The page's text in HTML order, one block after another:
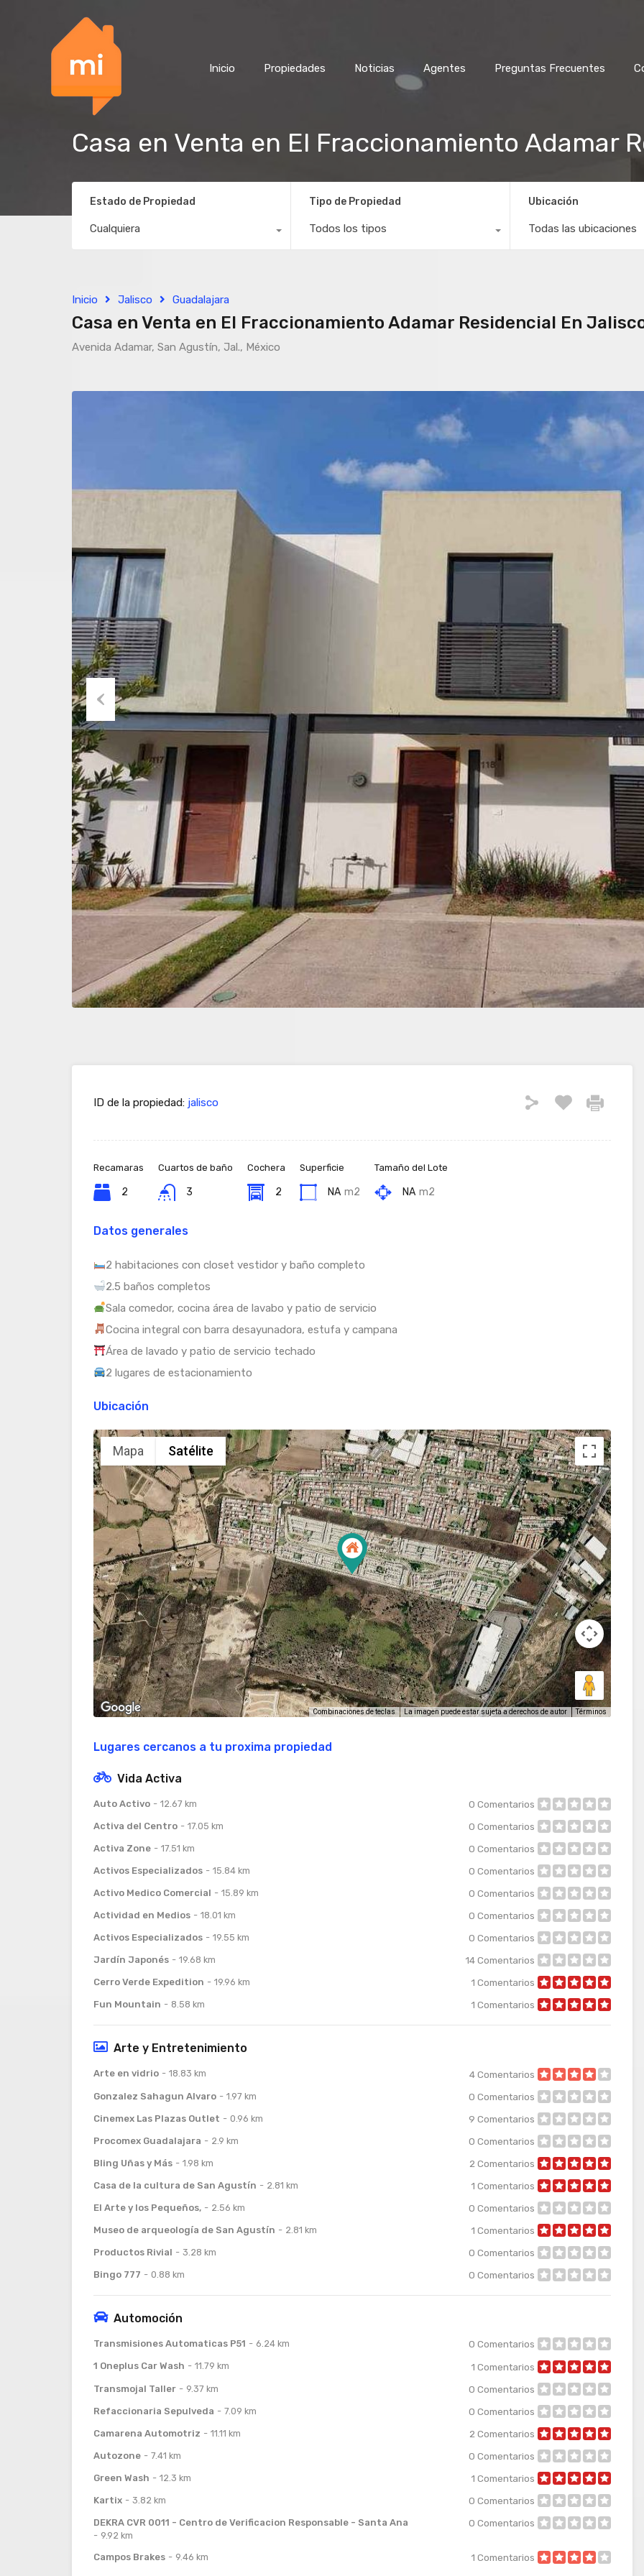
Inicio Propiedades Noticias Agentes Preguntas Frecuentes
Casa en Venta en El Fraccionamiento Adamar
Estado de Propiedad
Cualquiera
Tipo de Propiedad
Todos los tipos
Ubicación
Todas las ubicaciones
Inicio Jalisco Guadalajara
Casa en Venta en El Fraccionamiento Adamar Residencial En
Avenida Adamar, San Agustín, Jal., México
Previous
ID de la propiedad: jalisco
Recamaras
2
Cuartos de baño
3
Cochera
2
Superficie
NA m2
Tamaño del Lote
NA m2
Datos generales
2 habitaciones con closet vestidor y baño completo
2.5 baños completos
Sala comedor, cocina área de lavabo y patio de servicio
Cocina integral con barra desayunadora, estufa y campana
Área de lavado y patio de servicio techado
2 lugares de estacionamiento
Ubicación
Mapa Satélite
Combinaciones de teclas La imagen puede estar sujeta a derechos de autor Términos
Lugares cercanos a tu proxima propiedad
Vida Activa
Auto Activo 12.67 km 0 Comentarios
Activa del Centro 17.05 km 0 Comentarios
Activa Zone 17.51 km 0 Comentarios
Activos Especializados 15.84 km 0 Comentarios
Activo Medico Comercial 15.89 km 0 Comentarios
Actividad en Medios 18.01 km 0 Comentarios
Activos Especializados 19.55 km 0 Comentarios
Jardín Japonés 19.68 km 14Comentarios
Cerro Verde Expedition 19.96 km 1 Comentarios
Fun Mountain 8.58 km 1 Comentarios
Arte y Entretenimiento
Arte en vidrio 18.83 km 4Comentarios
Gonzalez Sahagun Alvaro 1.97 km 0 Comentarios
Cinemex Las Plazas Outlet 0.96 km 9 Comentarios
Procomex Guadalajara 2.9 km 0 Comentarios
Bling Uñas y Más 1.98 km 2 Comentarios
Casa de la cultura de San Agustín 2.81 km 1 Comentarios
El Arte y los Pequeños, 2.56 km 0 Comentarios
Museo de arqueología de San Agustín 2.81 km 1 Comentarios
Productos Rivial 3.28 km 0 Comentarios
Bingo 777 0.88 km 0 Comentarios
Automoción
Transmisiones Automaticas P51 6.24 km 0 Comentarios
1 Oneplus Car Wash 11.79 km 1 Comentarios
Transmojal Taller 9.37 km 0 Comentarios
Refaccionaria Sepulveda 7.09 km 0 Comentarios
Camarena Automotriz 11.11 km 2 Comentarios
Autozone 7.41 km 0 Comentarios
Green Wash 12.3 km 1 Comentarios
Kartix 3.82 km 0 Comentarios
DEKRA CVR 0011 - Centro de Verificacion Responsable - Santa Ana
9.92 km
0 Comentarios
Campos Brakes 9.46 km 1 Comentarios